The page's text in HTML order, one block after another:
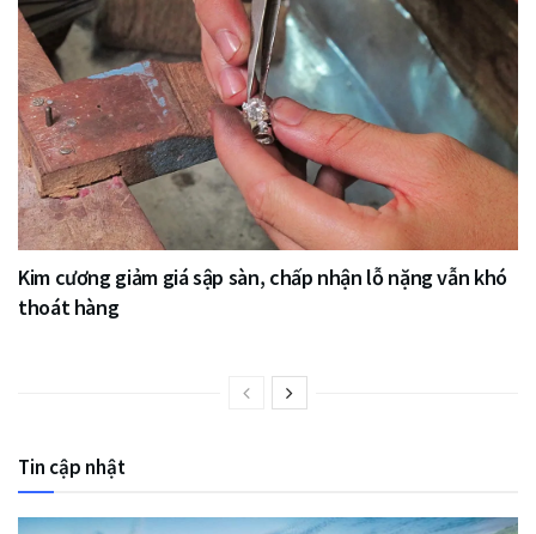
Kim cương giảm giá sập sàn, chấp nhận lỗ nặng vẫn khó
thoát hàng
Tin cập nhật